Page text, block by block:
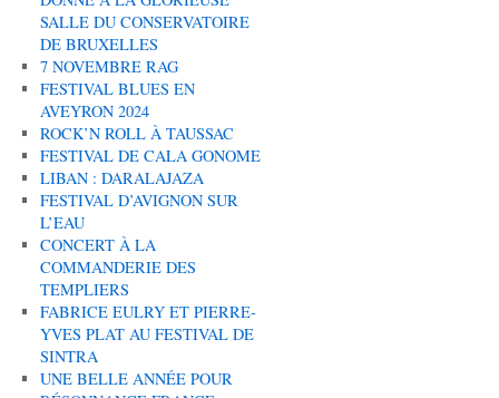
SALLE DU CONSERVATOIRE
DE BRUXELLES
7 NOVEMBRE RAG
FESTIVAL BLUES EN
AVEYRON 2024
ROCK’N ROLL À TAUSSAC
FESTIVAL DE CALA GONOME
LIBAN : DARALAJAZA
FESTIVAL D’AVIGNON SUR
L’EAU
CONCERT À LA
COMMANDERIE DES
TEMPLIERS
FABRICE EULRY ET PIERRE-
YVES PLAT AU FESTIVAL DE
SINTRA
UNE BELLE ANNÉE POUR